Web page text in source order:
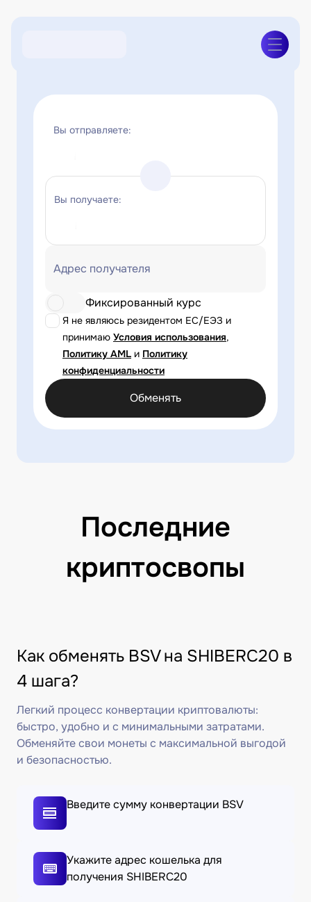
Вы отправляете:
Вы получаете:
Адрес получателя
Я не являюсь резидентом ЕС/ЕЭЗ и
принимаю Условия использования,
Политику AML и Политику
конфиденциальности
Фиксированный курс
Обменять
Последние
криптосвопы
Как обменять BSV на SHIBERC20 в
4 шага?
Легкий процесс конвертации криптовалюты:
быстро, удобно и с минимальными затратами.
Обменяйте свои монеты с максимальной выгодой
и безопасностью.
Введите сумму конвертации BSV
Укажите адрес кошелька для
получения SHIBERC20